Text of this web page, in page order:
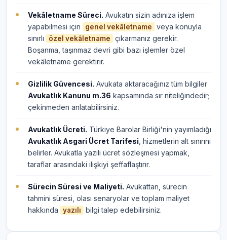
Vekâletname Süreci. Avukatın sizin adınıza işlem
yapabilmesi için
genel vekâletname
veya konuyla
sınırlı
özel vekâletname
çıkarmanız gerekir.
Boşanma, taşınmaz devri gibi bazı işlemler özel
vekâletname gerektirir.
Gizlilik Güvencesi. Avukata aktaracağınız tüm bilgiler
Avukatlık Kanunu m.36 kapsamında sır niteliğindedir;
çekinmeden anlatabilirsiniz.
Avukatlık Ücreti. Türkiye Barolar Birliği'nin yayımladığı
Avukatlık Asgari Ücret Tarifesi , hizmetlerin alt sınırını
belirler. Avukatla yazılı ücret sözleşmesi yapmak,
taraflar arasındaki ilişkiyi şeffaflaştırır.
Sürecin Süresi ve Maliyeti. Avukattan, sürecin
tahmini süresi, olası senaryolar ve toplam maliyet
hakkında
yazılı bilgi talep edebilirsiniz.